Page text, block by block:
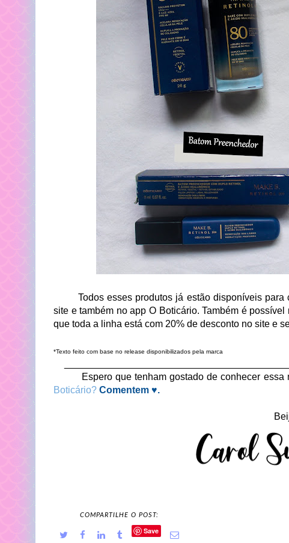
Todos esses produtos já estão disponíveis para
site e também no app O Boticário. Também é
que toda a linha está com 20% de desconto no site e
*Texto feito com base no release disponibilizados pela marca
Espero que tenham gostado de conhecer essa
Boticário? Comentem ♥.
COMPARTILHE O POST:
Save